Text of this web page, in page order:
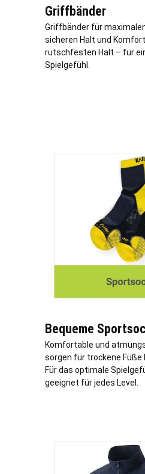
Griffbänder
Griffbänder für
sicheren Halt und
rutschfesten Halt – für
Spielgefühl.
Bequeme
Komfortable und
sorgen für trockene Füße
Für das optimale
geeignet für jedes Level.